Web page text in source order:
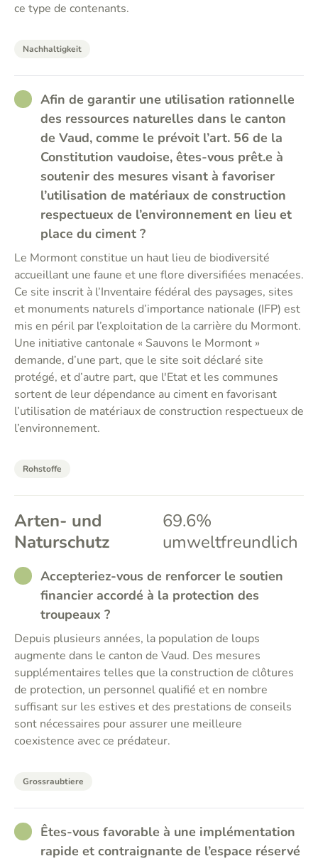
ce type de contenants.
Nachhaltigkeit
RATHER_GOOD
Afin de garantir une utilisation rationnelle
des ressources naturelles dans le canton
de Vaud, comme le prévoit l’art. 56 de la
Constitution vaudoise, êtes-vous prêt.e à
soutenir des mesures visant à favoriser
l’utilisation de matériaux de construction
respectueux de l’environnement en lieu et
place du ciment ?
Le Mormont constitue un haut lieu de biodiversité
accueillant une faune et une flore diversifiées menacées.
Ce site inscrit à l’Inventaire fédéral des paysages, sites
et monuments naturels d’importance nationale (IFP) est
mis en péril par l’exploitation de la carrière du Mormont.
Une initiative cantonale « Sauvons le Mormont »
demande, d’une part, que le site soit déclaré site
protégé, et d’autre part, que l'Etat et les communes
sortent de leur dépendance au ciment en favorisant
l’utilisation de matériaux de construction respectueux de
l’environnement.
Rohstoffe
Arten- und
Naturschutz
69.6%
umweltfreundlich
RATHER_GOOD
Accepteriez-vous de renforcer le soutien
financier accordé à la protection des
troupeaux ?
Depuis plusieurs années, la population de loups
augmente dans le canton de Vaud. Des mesures
supplémentaires telles que la construction de clôtures
de protection, un personnel qualifié et en nombre
suffisant sur les estives et des prestations de conseils
sont nécessaires pour assurer une meilleure
coexistence avec ce prédateur.
Grossraubtiere
RATHER_GOOD
Êtes-vous favorable à une implémentation
rapide et contraignante de l’espace réservé